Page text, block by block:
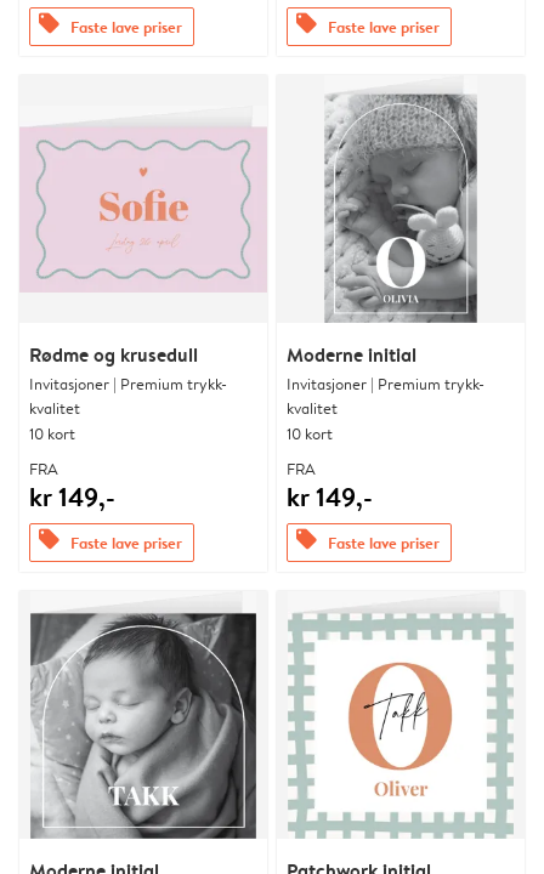
offers Faste lave priser offers Faste lave priser
Rødme og krusedull
Invitasjoner | Premium trykk-
kvalitet
10 kort
FRA
kr 149,-
offers Faste lave priser
Moderne initial
Invitasjoner | Premium trykk-
kvalitet
10 kort
FRA
kr 149,-
offers Faste lave priser